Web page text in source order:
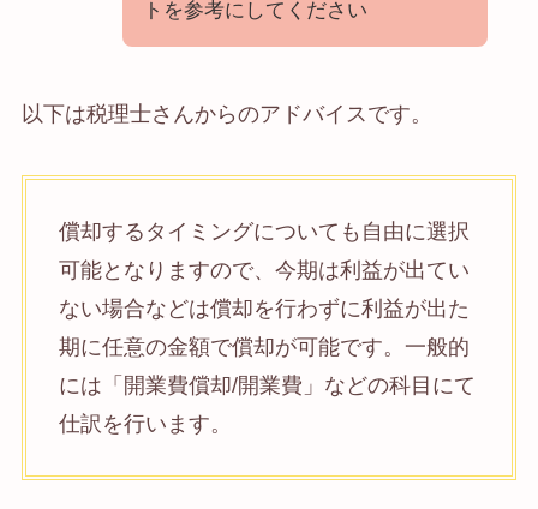
トを参考にしてください
以下は税理士さんからのアドバイスです。
償却するタイミングについても自由に選択
可能となりますので、今期は利益が出てい
ない場合などは償却を行わずに利益が出た
期に任意の金額で償却が可能です。一般的
には「開業費償却/開業費」などの科目にて
仕訳を行います。